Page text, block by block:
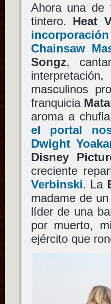
Ahora una de
tintero. Heat
incorporación
Chainsaw
Songz,
masculinos
franquicia
aroma a
el portal
Dwight
Disney
creciente
Verbinski. La
madame de
líder de una
por muerto,
ejército que